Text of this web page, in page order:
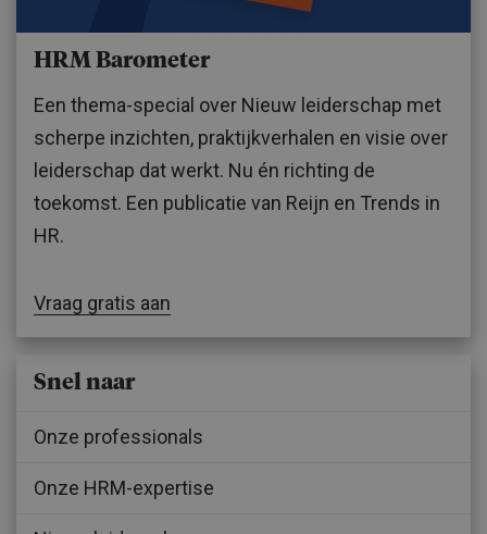
HRM Barometer
Een thema-special over Nieuw leiderschap met
scherpe inzichten, praktijkverhalen en visie over
leiderschap dat werkt. Nu én richting de
toekomst. Een publicatie van Reijn en Trends in
HR.
Vraag gratis aan
Snel naar
Onze professionals
Onze HRM-expertise